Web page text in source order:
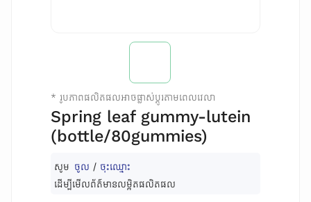
* រូបភាពផលិតផលអាចផ្លាស់ប្តូរតាមពេលវេលា
Spring leaf gummy-lutein
(bottle/80gummies)
សូម ចូល / ចុះឈ្មោះ
ដើម្បីមើលព័ត៌មានលម្អិតផលិតផល